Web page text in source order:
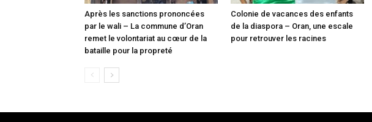
Après les sanctions prononcées
par le wali – La commune d’Oran
remet le volontariat au cœur de la
bataille pour la propreté
Colonie de vacances des enfants
de la diaspora – Oran, une escale
pour retrouver les racines